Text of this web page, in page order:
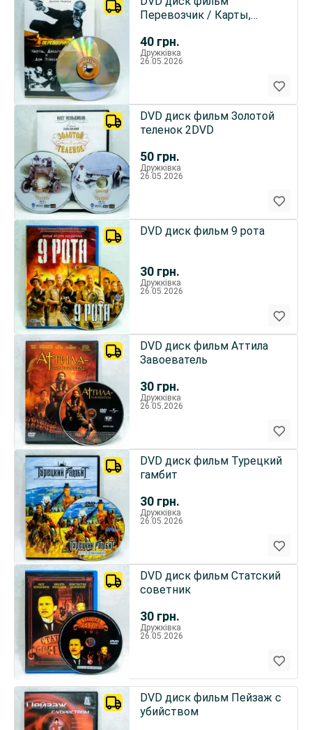
40 грн.
Перевозчик / Карты,
Дружківка
26.05.2026
50 грн.
DVD диск фильм Золотой
теленок 2DVD
Дружківка
26.05.2026
30 грн.
DVD диск фильм 9 рота
Дружківка
26.05.2026
30 грн.
DVD диск фильм Аттила
Завоеватель
Дружківка
26.05.2026
30 грн.
DVD диск фильм Турецкий
гамбит
Дружківка
26.05.2026
30 грн.
DVD диск фильм Статский
советник
Дружківка
26.05.2026
DVD диск фильм Пейзаж с
убийством